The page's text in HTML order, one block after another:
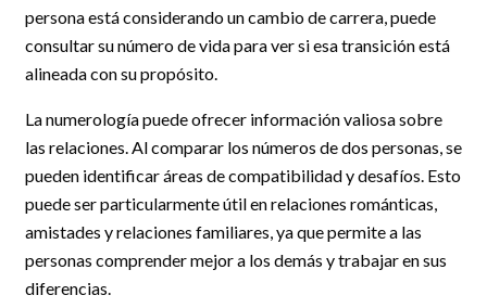
persona está considerando un cambio de carrera, puede
consultar su número de vida para ver si esa transición está
alineada con su propósito.
La numerología puede ofrecer información valiosa sobre
las relaciones. Al comparar los números de dos personas, se
pueden identificar áreas de compatibilidad y desafíos. Esto
puede ser particularmente útil en relaciones románticas,
amistades y relaciones familiares, ya que permite a las
personas comprender mejor a los demás y trabajar en sus
diferencias.